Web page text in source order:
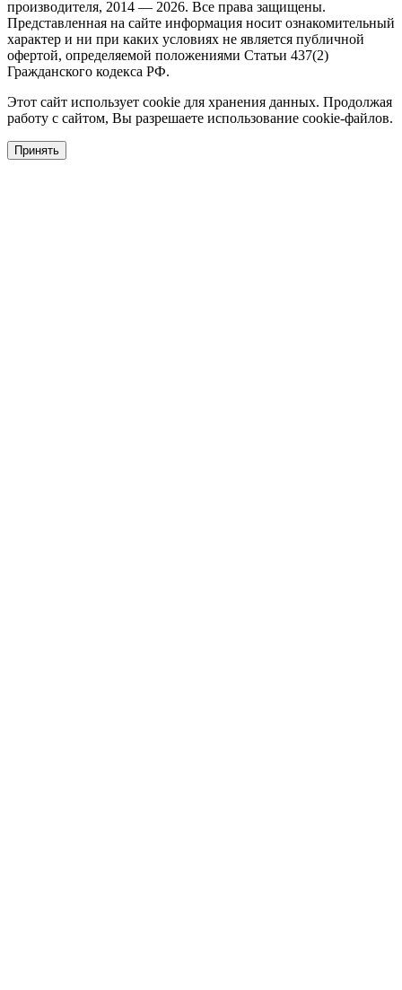
производителя, 2014 — 2026. Все права защищены.
Представленная на сайте информация носит ознакомительный
характер и ни при каких условиях не является публичной
офертой, определяемой положениями Статьи 437(2)
Гражданского кодекса РФ.
Этот сайт использует cookie для хранения данных. Продолжая
работу с сайтом, Вы разрешаете использование cookie-файлов.
Принять